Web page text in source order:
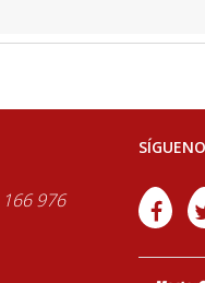
976